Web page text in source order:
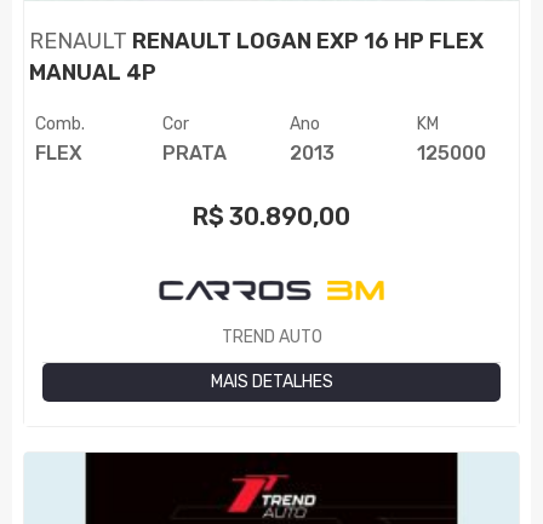
RENAULT RENAULT LOGAN EXP 16 HP FLEX
MANUAL 4P
Comb.
FLEX
Cor
PRATA
Ano
2013
KM
125000
R$ 30.890,00
TREND AUTO
MAIS DETALHES